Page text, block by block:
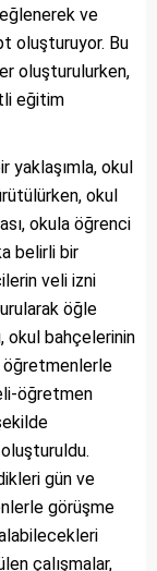
ve
oluşturuyor. Bu
oluşturulurken,
eğitim
yaklaşımla, okul
okul
okula öğrenci
belirli bir
veli izni
öğle
okul bahçelerinin
öğretmenlerle
öğretmen
gün ve
görüşme
çalışmalar,